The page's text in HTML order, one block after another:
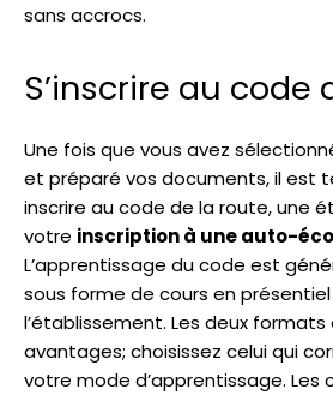
sans accrocs.
S’inscrire au code
Une fois que vous avez
et préparé vos documents, il est
inscrire au code de la route, une
votre inscription à une auto-
L’apprentissage du code est
sous forme de cours en
l’établissement. Les deux formats
avantages; choisissez celui qui
votre mode d’apprentissage. Les